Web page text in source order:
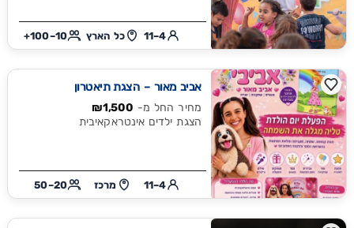
4–11 כל הארץ 10–100+
אביב מאור – הצגת תיאטרון
מחיר החל מ- ₪1,500
הצגת ילדים אינטראקאיבית
4–11 מרכז 20–50